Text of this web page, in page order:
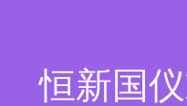
恒新国